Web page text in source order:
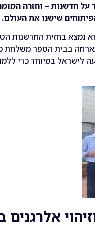
על חדשנות – וחזרה
שישנו את העולם.
נמצא בחזית החדשנות
בבית הספר משלחת
לישראל במיוחד כדי
אלרגנים